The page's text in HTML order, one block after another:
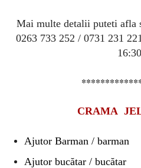
Mai multe detalii puteti afla
0263 733 252 / 0731 231
CRAMA
Ajutor Barman / barman
Ajutor bucătar / bucătar